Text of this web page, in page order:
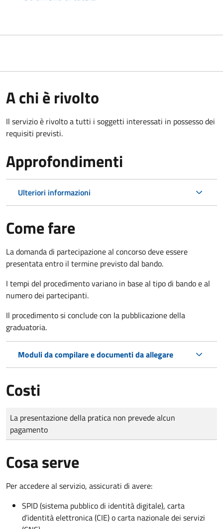
A chi è rivolto
Il servizio è rivolto a tutti i soggetti interessati in possesso dei
requisiti previsti.
Approfondimenti
Ulteriori informazioni
Come fare
La domanda di partecipazione al concorso deve essere
presentata entro il termine previsto dal bando.
I tempi del procedimento variano in base al tipo di bando e al
numero dei partecipanti.
Il procedimento si conclude con la pubblicazione della
graduatoria.
Moduli da compilare e documenti da allegare
Costi
Tipo di pagamento
Importo
La presentazione della pratica non prevede alcun
pagamento
Cosa serve
Per accedere al servizio, assicurati di avere:
SPID (sistema pubblico di identità digitale), carta
d’identità elettronica (CIE) o carta nazionale dei servizi